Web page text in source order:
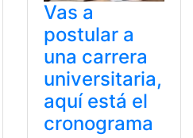
Vas a
postular a
una carrera
universitaria,
aquí está el
cronograma